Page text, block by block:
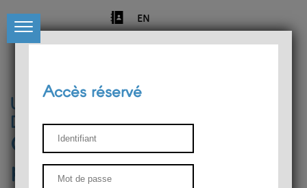
EN
Université de Liège
Département de philosophie
Centre de recherches
phénoménologiques
Accès réservé